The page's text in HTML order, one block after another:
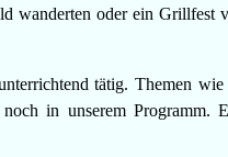
oder ein Grillfest
tätig. Themen
in unserem Programm.